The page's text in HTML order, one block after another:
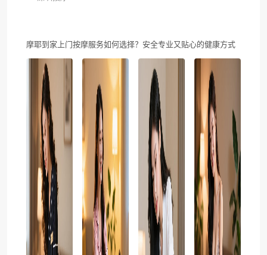
摩耶到家上门按摩服务如何选择？安全专业又贴心的健康方式